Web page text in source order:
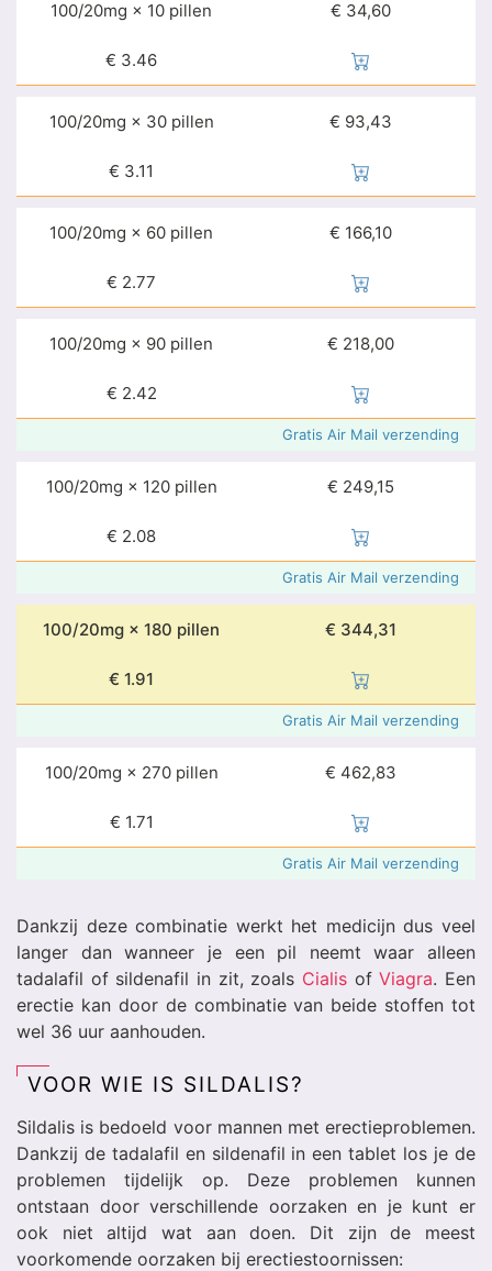
100/20mg × 10 pillen € 34,60
€ 3.46
100/20mg × 30 pillen € 93,43
€ 3.11
100/20mg × 60 pillen € 166,10
€ 2.77
100/20mg × 90 pillen € 218,00
€ 2.42
Gratis Air Mail verzending
100/20mg × 120 pillen € 249,15
€ 2.08
Gratis Air Mail verzending
100/20mg × 180 pillen € 344,31
€ 1.91
Gratis Air Mail verzending
100/20mg × 270 pillen € 462,83
€ 1.71
Gratis Air Mail verzending
Dankzij deze combinatie werkt het medicijn dus veel
langer dan wanneer je een pil neemt waar alleen
tadalafil of sildenafil in zit, zoals Cialis ofViagra. Een
erectie kan door de combinatie van beide stoffen tot
wel 36 uur aanhouden.
VOOR WIE IS SILDALIS?
Sildalis is bedoeld voor mannen met erectieproblemen.
Dankzij de tadalafil en sildenafil in een tablet los je de
problemen tijdelijk op. Deze problemen kunnen
ontstaan door verschillende oorzaken en je kunt er
ook niet altijd wat aan doen. Dit zijn de meest
voorkomende oorzaken bij erectiestoornissen: